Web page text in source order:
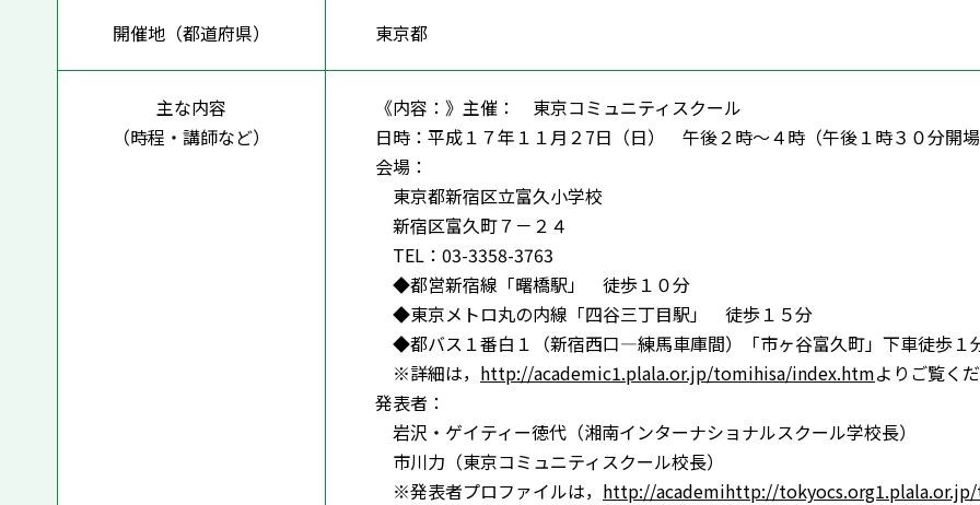
開催地（都道府県） 東京都
主な内容
（時程・講師など）
《内容：》主催： 東京コミュニティスクール
日時：平成１７年１１月２7日（日） 午後２時～４時（午後１時３０分開
会場：
東京都新宿区立富久小学校
新宿区富久町７－２４
TEL：03-3358-3763
◆都営新宿線「曙橋駅」 徒歩１０分
◆東京メトロ丸の内線「四谷三丁目駅」 徒歩１５分
◆都バス１番白１（新宿西口―練馬車庫間）「市ヶ谷富久町」下車徒歩１
※詳細は， http://academic1.plala.or.jp/tomihisa/index.htmよりご覧く
発表者：
岩沢・ゲイティー徳代（湘南インターナショナルスクール学校長）
市川力（東京コミュニティスクール校長）
※発表者プロファイルは， http://academihttp://